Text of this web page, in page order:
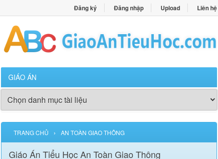
Đăng ký Đăng nhập Upload Liên hệ
GIÁO ÁN
TRANG CHỦ › AN TOÀN GIAO THÔNG
Giáo Án Tiểu Học An Toàn Giao Thông